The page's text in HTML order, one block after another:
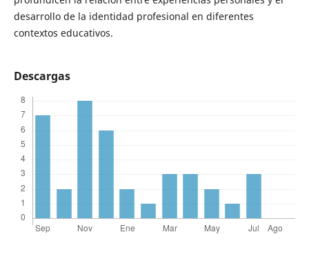
desarrollo de la identidad profesional en diferentes
contextos educativos.
Descargas